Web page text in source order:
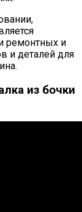
ремонтных и
и деталей для
из бочки